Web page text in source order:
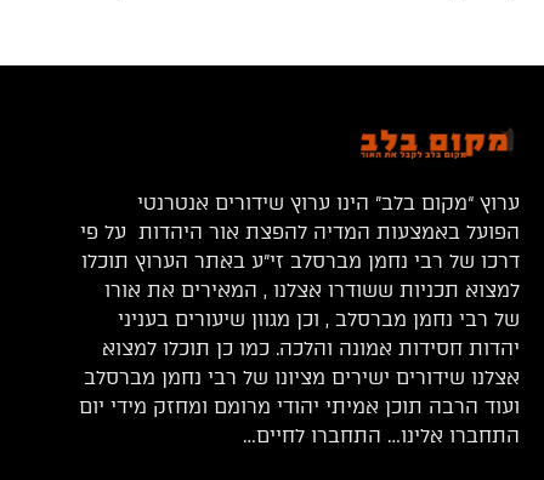
ערוץ “מקום בלב” הינו ערוץ שידורים אנטרנטי
הפועל באמצעות המדיה להפצת אור היהדות על פי
דרכו של רבי נחמן מברסלב זי”ע באתר הערוץ תוכלו
למצוא תכניות ששודרו אצלנו , המאירים את אורו
של רבי נחמן מברסלב , וכן מגוון שיעורים בעניני
יהדות חסידות אמונה והלכה. כמו כן תוכלו למצוא
אצלנו שידורים ישירים מציונו של רבי נחמן מברסלב
ועוד הרבה תוכן אמיתי יהודי מרומם ומחזק מידי יום
התחברו אלינו… התחברו לחיים…